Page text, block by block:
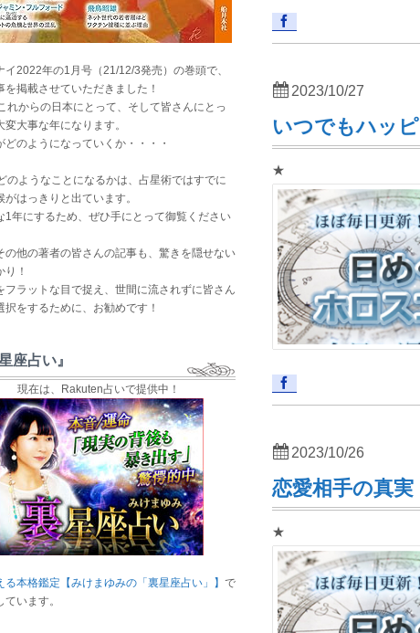
いつでもハッ
★
2023/10/27
恋愛相手の真実
★
2023/10/26
イ2022年の1月号（21/12/3発売）の巻頭で、
を掲載させていただきました！
れからの日本にとって、そして皆さんにとっ
変大事な年になります。
どのようになっていくか・・・・
のようなことになるかは、占星術ではすでに
がはっきりと出ています。
1年にするため、ぜひ手にとって御覧ください
の他の著者の皆さんの記事も、驚きを隠せない
り！
フラットな目で捉え、世間に流されずに皆さん
択をするために、お勧めです！
座占い』
現在は、Rakuten占いで提供中！
る本格鑑定【みけまゆみの「裏星座占い」】 で
ています。